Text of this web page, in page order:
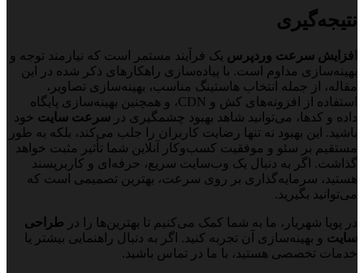
نتیجه‌گیری
افزایش سرعت وردپرس یک فرآیند مستمر است که نیازمند توجه و
بهینه‌سازی مداوم است. با پیاده‌سازی راهکارهای ذکر شده در این
مقاله، از جمله انتخاب هاستینگ مناسب، بهینه‌سازی تصاویر،
استفاده از افزونه‌های کش و CDN، و همچنین بهینه‌سازی پایگاه
داده و کدها، می‌توانید شاهد بهبود چشمگیری در سرعت سایت خود
باشید. این بهبود نه تنها رضایت کاربران را جلب می‌کند، بلکه به طور
مستقیم بر سئو و موفقیت کسب‌وکار آنلاین شما تأثیر مثبت خواهد
گذاشت. اگر به دنبال یک وب‌سایت سریع، حرفه‌ای و کاربرپسند
هستید، سرمایه‌گذاری بر روی سرعت، بهترین تصمیمی است که
می‌توانید بگیرید.
در پویا شهریار، ما به شما کمک می‌کنیم تا بهترین‌ها را در طراحی
سایت و بهینه‌سازی آن تجربه کنید. اگر به دنبال راهنمایی بیشتر یا
خدمات تخصصی هستید، با ما در تماس باشید.